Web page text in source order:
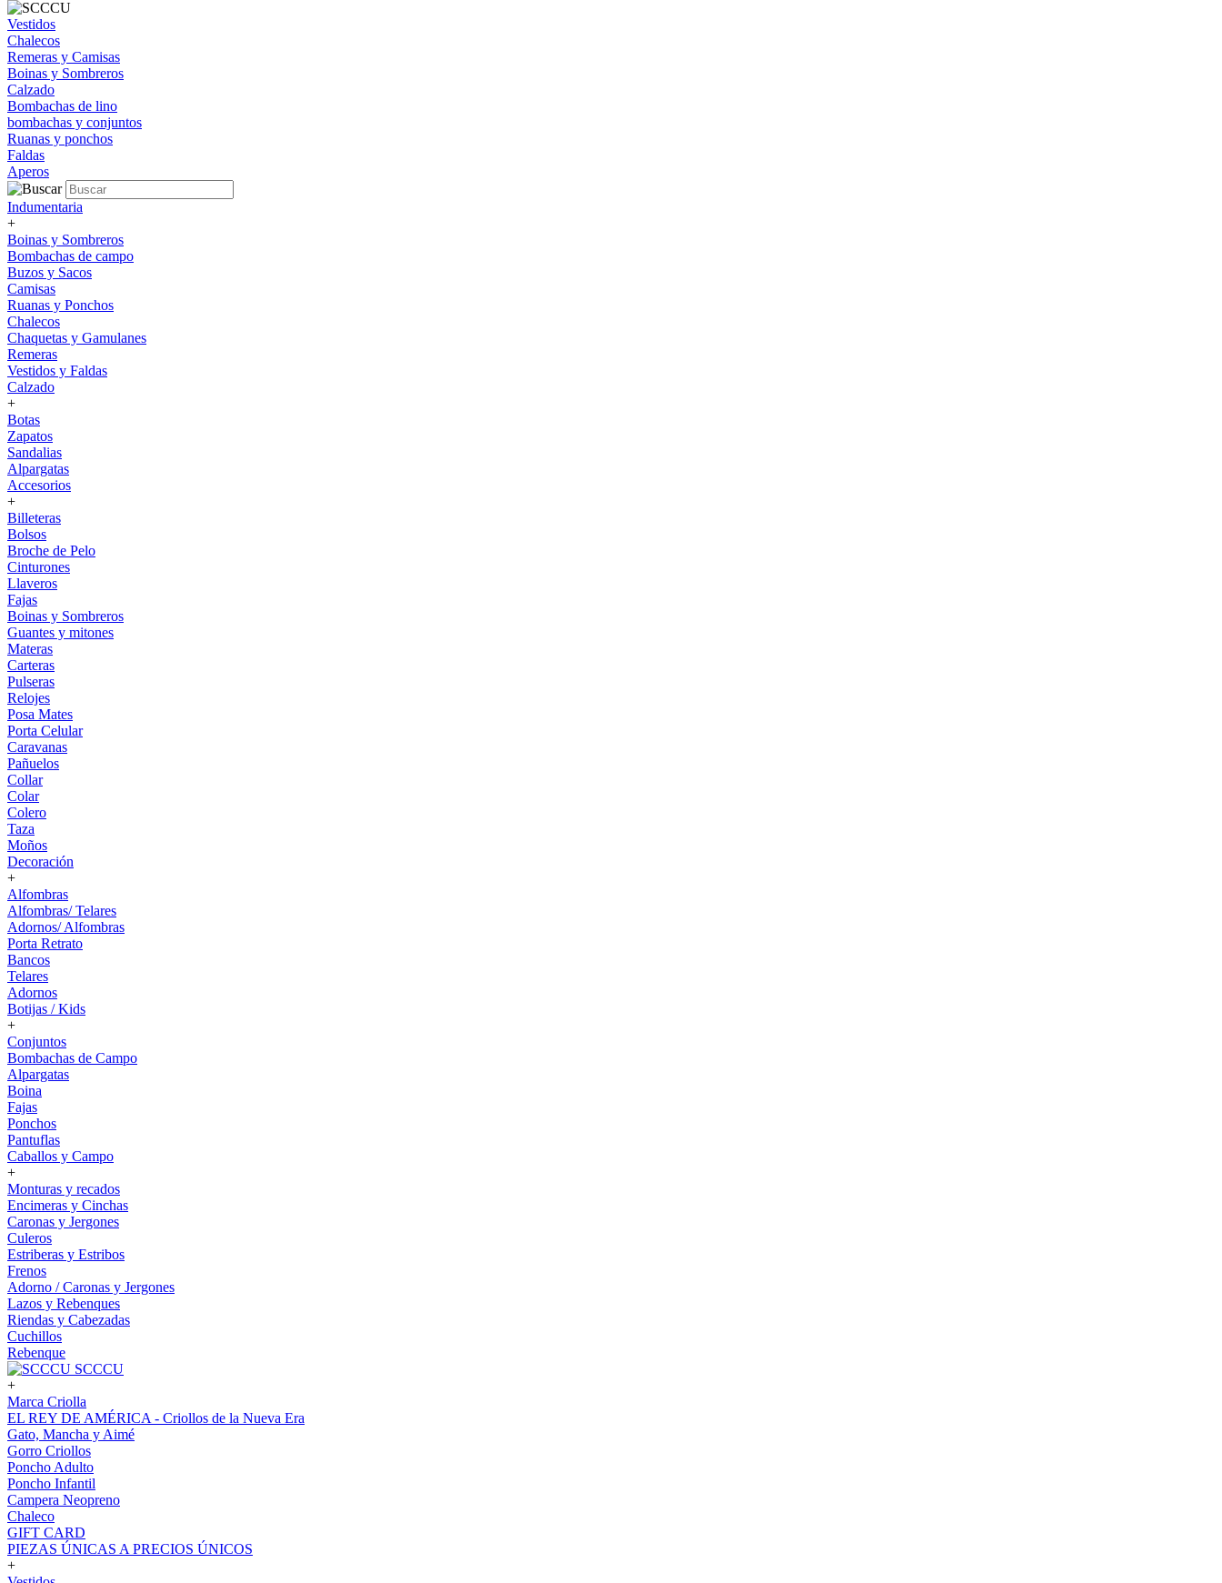
Vestidos
Chalecos
Remeras y Camisas
Boinas y Sombreros
Calzado
Bombachas de lino
bombachas y conjuntos
Ruanas y ponchos
Faldas
Aperos
Indumentaria
+
Boinas y Sombreros
Bombachas de campo
Buzos y Sacos
Camisas
Ruanas y Ponchos
Chalecos
Chaquetas y Gamulanes
Remeras
Vestidos y Faldas
Calzado
+
Botas
Zapatos
Sandalias
Alpargatas
Accesorios
+
Billeteras
Bolsos
Broche de Pelo
Cinturones
Llaveros
Fajas
Boinas y Sombreros
Guantes y mitones
Materas
Carteras
Pulseras
Relojes
Posa Mates
Porta Celular
Caravanas
Pañuelos
Collar
Colar
Colero
Taza
Moños
Decoración
+
Alfombras
Alfombras/ Telares
Adornos/ Alfombras
Porta Retrato
Bancos
Telares
Adornos
Botijas / Kids
+
Conjuntos
Bombachas de Campo
Alpargatas
Boina
Fajas
Ponchos
Pantuflas
Caballos y Campo
+
Monturas y recados
Encimeras y Cinchas
Caronas y Jergones
Culeros
Estriberas y Estribos
Frenos
Adorno / Caronas y Jergones
Lazos y Rebenques
Riendas y Cabezadas
Cuchillos
Rebenque
SCCCU
+
Marca Criolla
EL REY DE AMÉRICA - Criollos de la Nueva Era
Gato, Mancha y Aimé
Gorro Criollos
Poncho Adulto
Poncho Infantil
Campera Neopreno
Chaleco
GIFT CARD
PIEZAS ÚNICAS A PRECIOS ÚNICOS
+